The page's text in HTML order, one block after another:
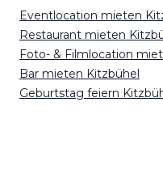
Bar mieten Kitzbühel